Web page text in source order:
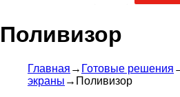
Поливизор
Главная → Готовые решения
экраны → Поливизор